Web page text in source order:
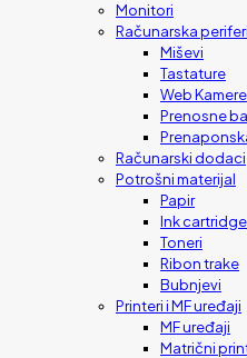
Monitori
Računarska
Miševi
Tastature
Web Kamere
Prenosne
Računarski dodaci
Potrošni materijal
Papir
Ink cartridge
Toneri
Ribon trake
Bubnjevi
Printeri i MF uređaji
MF uređaji
Matrični